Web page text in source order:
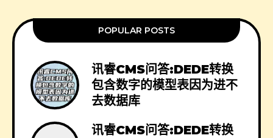
POPULAR POSTS
讯睿CMS问答:DEDE转换
包含数字的模型表因为进不
去数据库
讯睿CMS问答:DEDE转换